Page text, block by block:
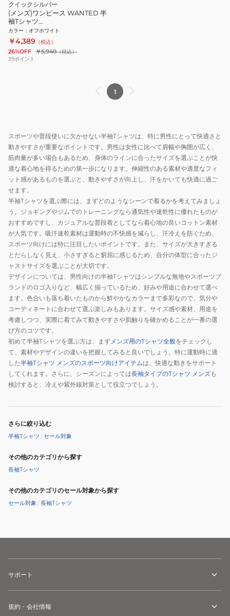
クイックシルバー
(メンズ)ワンピース WANTED 半
袖Tシャツ
26SPEQYZT08509BWT
カラー ： オフホワイト
￥4,389 （税込）
26%OFF ￥5,940（税込）
39ポイント
1
スポーツや普段使いに欠かせない半袖Tシャツは、特に男性にとって快適さと
動きやすさが重要なポイントです。男性は女性に比べて肩幅や胸囲が広く、
筋肉量が多い場合もあるため、身体のラインに合ったサイズを選ぶことが快
適な着心地を得るための第一歩になります。伸縮性のある素材や適度なフィ
ット感があるものを選ぶと、動きやすさが向上し、汗をかいても快適に過ご
せます。
半袖Tシャツを選ぶ際には、まずどのようなシーンで着るかを考えてみましょ
う。ジョギングやジムでのトレーニングなら通気性や速乾性に優れたものが
おすすめですし、カジュアルな普段着としてなら着心地の良いコットン素材
が人気です。吸汗速乾素材は運動時の不快感を減らし、汗冷えを防ぐため、
スポーツ向けには特に注目したいポイントです。また、サイズが大きすぎる
とだらしなく見え、小さすぎると窮屈に感じるため、自分の体型に合ったジ
ャストサイズを選ぶことが大切です。
デザインについては、男性向けの半袖Tシャツはシンプルな無地やスポーツブ
ランドのロゴ入りなど、幅広く揃っているため、好みや用途に合わせて選べ
ます。色合いも落ち着いたものから鮮やかなカラーまで多彩なので、気分や
コーディネートに合わせて選ぶ楽しみもあります。サイズ感や素材、用途を
考慮しつつ、実際に着てみて動きやすさや肌触りを確かめることが一番の選
び方のコツです。
初めて半袖Tシャツを選ぶ方は、まずメンズ用のTシャツ全般をチェックし
て、素材やデザインの違いを把握してみると良いでしょう。特に運動時に適
した半袖Tシャツ メンズのスポーツ向けアイテムは、快適な動きをサポート
してくれます。さらに、シーズンによっては長袖タイプのTシャツ メンズも
検討すると、冷えや紫外線対策として役立つでしょう。
さらに絞り込む
半袖Tシャツ /セール対象
その他のカテゴリから探す
長袖Tシャツ
その他のカテゴリのセール対象から探す
セール対象 /長袖Tシャツ
サポート
規約・会社情報